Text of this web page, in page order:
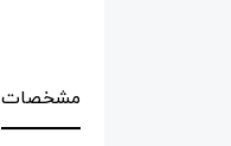
مشخصات